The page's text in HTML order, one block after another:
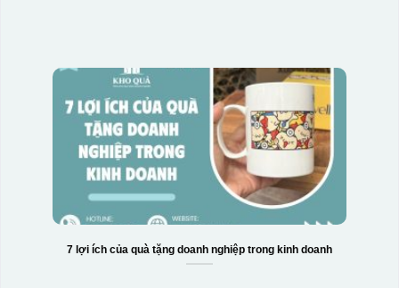
7 lợi ích của quà tặng doanh nghiệp trong kinh doanh